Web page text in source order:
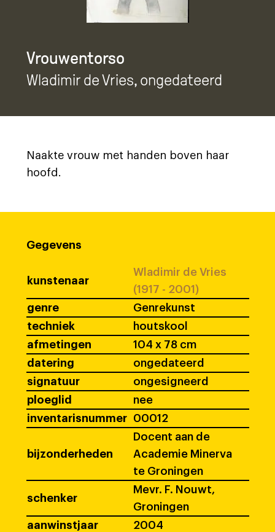
Vrouwentorso
Wladimir de Vries, ongedateerd
Naakte vrouw met handen boven haar
hoofd.
Gegevens
kunstenaar
Wladimir de Vries
(1917 - 2001)
genre
Genrekunst
techniek
houtskool
afmetingen
104 x 78 cm
datering
ongedateerd
signatuur
ongesigneerd
ploeglid
nee
inventarisnummer
00012
bijzonderheden
Docent aan de
Academie Minerva
te Groningen
schenker
Mevr. F. Nouwt,
Groningen
aanwinstjaar
2004